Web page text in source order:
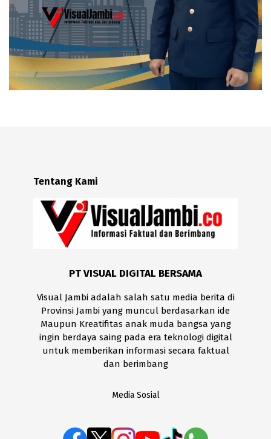
Tentang Kami
PT VISUAL DIGITAL BERSAMA
Visual Jambi adalah salah satu media berita di
Provinsi Jambi yang muncul berdasarkan ide
Maupun Kreatifitas anak muda bangsa yang
ingin berdaya saing pada era teknologi digital
untuk memberikan informasi secara faktual
dan berimbang
Media Sosial